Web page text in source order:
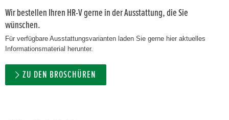
Wir bestellen Ihren HR-V gerne in der Ausstattung, die Sie
wünschen.
Für verfügbare Ausstattungsvarianten laden Sie gerne hier aktuelles
Informationsmaterial herunter.
ZU DEN BROSCHÜREN